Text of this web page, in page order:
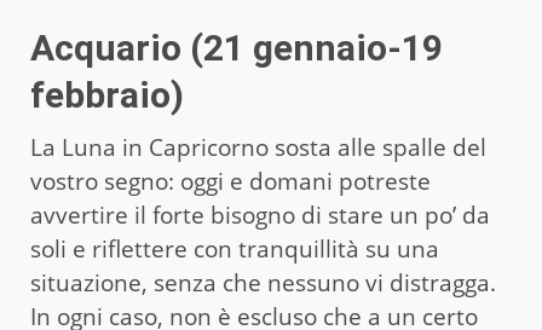
Acquario (21 gennaio-19
febbraio)
La Luna in Capricorno sosta alle spalle del
vostro segno: oggi e domani potreste
avvertire il forte bisogno di stare un po’ da
soli e riflettere con tranquillità su una
situazione, senza che nessuno vi distragga.
In ogni caso, non è escluso che a un certo